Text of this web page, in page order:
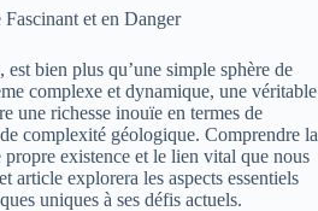
et en Danger
bien plus qu’une simple sphère de
complexe et dynamique, une véritable
une richesse inouïe en termes de
complexité géologique. Comprendre la
propre existence et le lien vital que nous
article explorera les aspects essentiels
uniques à ses défis actuels.